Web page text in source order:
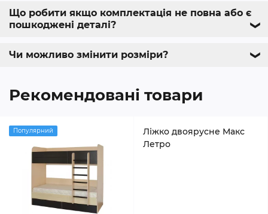
Що робити якщо комплектація не повна або є
пошкоджені деталі?
❯
Чи можливо змінити розміри? ❯
Рекомендовані товари
Популярний
Ліжко двоярусне Макс
Летро